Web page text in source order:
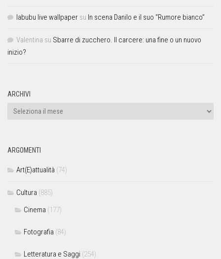
labubu live wallpaper su In scena Danilo e il suo “Rumore bianco”
Valentina su Sbarre di zucchero. Il carcere: una fine o un nuovo
inizio?
ARCHIVI
ARGOMENTI
Art(E)attualità (74)
Cultura (885)
Cinema (177)
Fotografia (84)
Letteratura e Saggi (254)